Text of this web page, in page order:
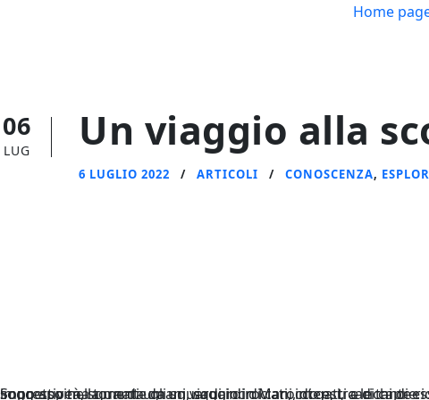
Home
06
LUG Un viaggio alla
6 LUGLIO 2022 ARTICOLI CONOSCENZA,
Sono appena tornata da un viaggio in Marocco e, tra le tante ricchezze che mi sono portata a casa, ho ancora impresso nella mente gli sguardi incrociati, intensi, carichi di essenza e di diffidenza, ognuno con la sua storia e la sua soggettività, sguardi umani, sguardi di cani, di gatti e di capre.